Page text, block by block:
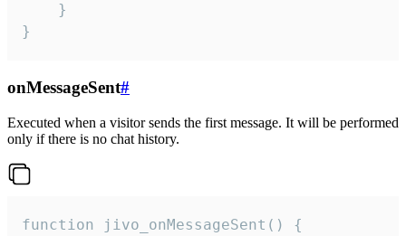
    }
}
onMessageSent#
Executed when a visitor sends the first message. It will be performed
only if there is no chat history.
function jivo_onMessageSent() {